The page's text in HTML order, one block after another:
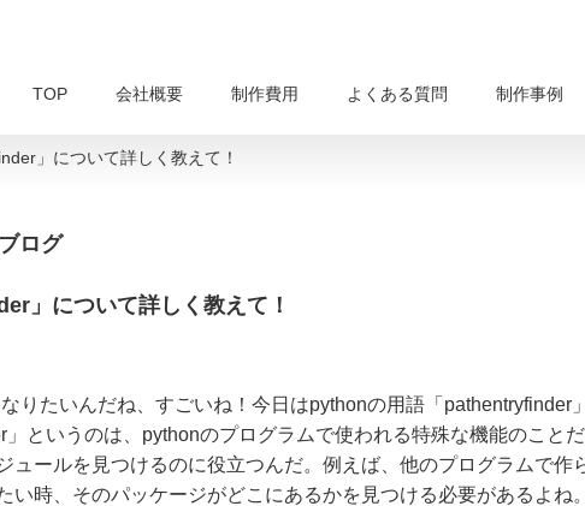
TOP 会社概要 制作費用 よくある質問 制作事例
」について詳しく教えて！
ログ
」について詳しく教えて！
りたいんだね、すごいね！今日はpythonの用語「pathentryfinder
というのは、pythonのプログラムで使われる特殊な機能のことだ
ュールを見つけるのに役立つんだ。例えば、他のプログラムで作
い時、そのパッケージがどこにあるかを見つける必要があるよね